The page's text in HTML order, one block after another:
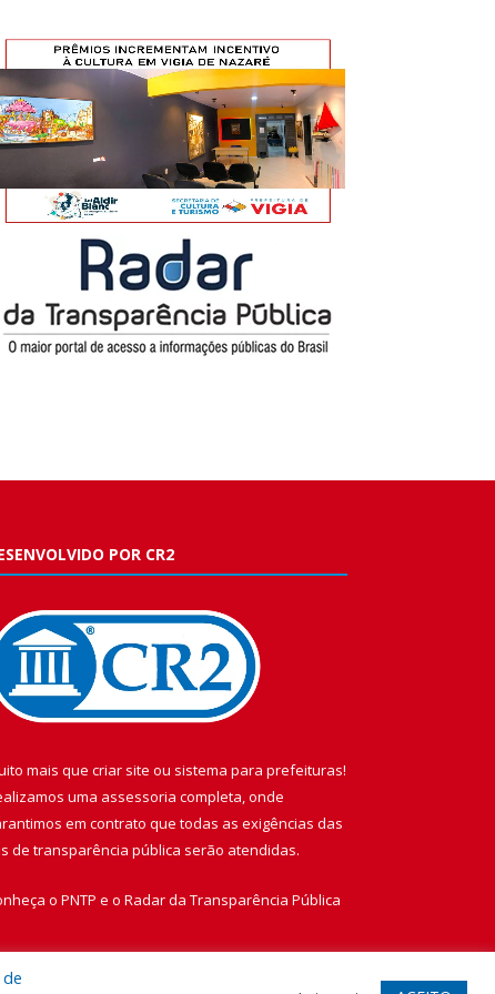
POR CR2
mais que criar site ou sistema para prefeituras!
uma assessoria completa, onde
em contrato que todas as exigências das
de transparência pública serão atendidas.
o PNTP e o Radar da Transparência Pública